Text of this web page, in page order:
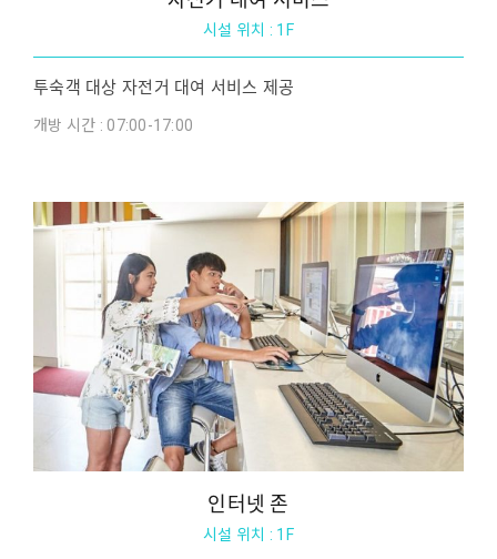
시설 위치 : 1F
투숙객 대상 자전거 대여 서비스 제공
개방 시간 : 07:00-17:00
인터넷 존
시설 위치 : 1F